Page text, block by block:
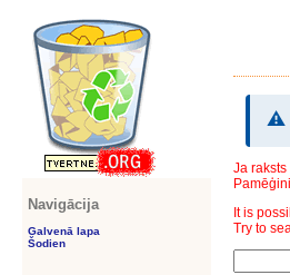
⚠️
Ja
It is
Try to
Navigācija
Galvenā lapa
Šodien